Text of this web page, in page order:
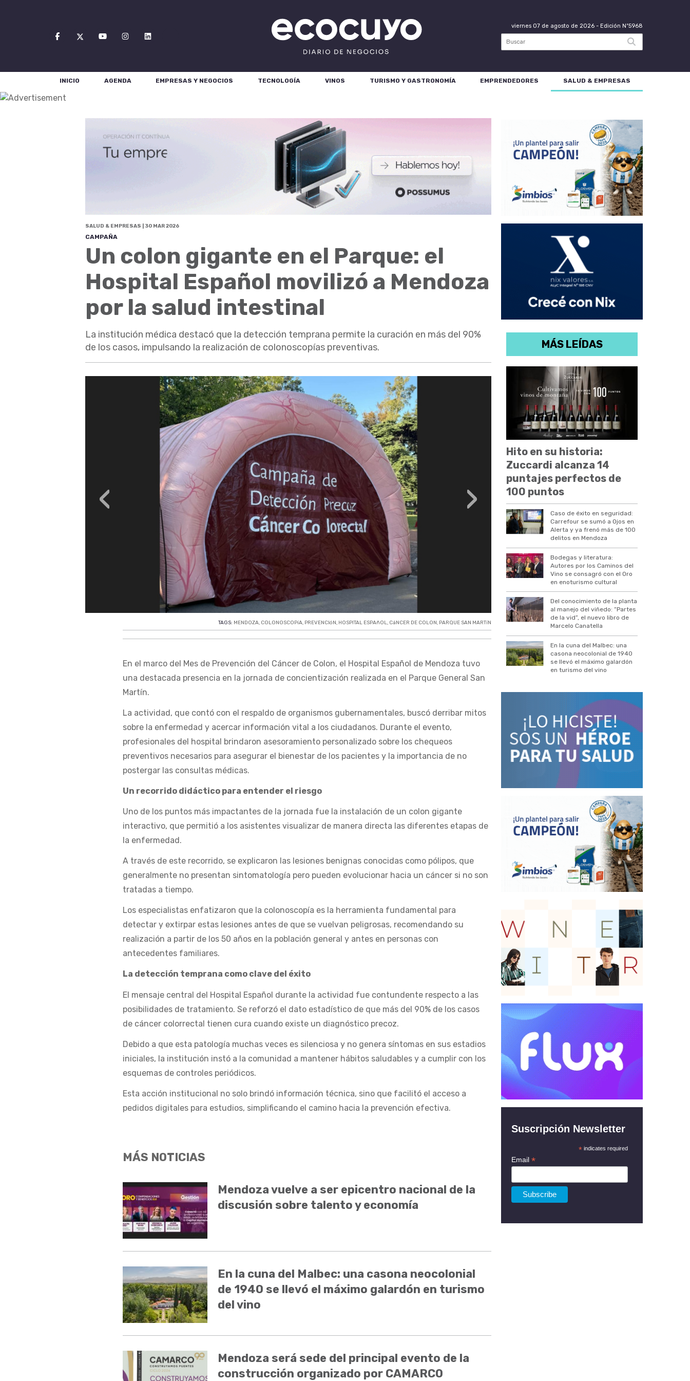
viernes 07 de agosto de 2026 - Edición Nº5968
INICIO AGENDA EMPRESAS Y NEGOCIOS TECNOLOGÍA VINOS TURISMO Y GASTRONOMÍA EMPRENDEDORES SALUD & EMPRESAS
SALUD & EMPRESAS | 30 MAR 2026
CAMPAÑA
Un colon gigante en el Parque: el
Hospital Español movilizó a Mendoza
por la salud intestinal
La institución médica destacó que la detección temprana permite la curación en más del 90%
de los casos, impulsando la realización de colonoscopías preventivas.
‹ ›
TAGS: MENDOZA, COLONOSCOPíA, PREVENCIóN, HOSPITAL ESPAñOL, CáNCER DE COLON, PARQUE SAN MARTíN
En el marco del Mes de Prevención del Cáncer de Colon, el Hospital Español de Mendoza tuvo
una destacada presencia en la jornada de concientización realizada en el Parque General San
Martín.
La actividad, que contó con el respaldo de organismos gubernamentales, buscó derribar mitos
sobre la enfermedad y acercar información vital a los ciudadanos. Durante el evento,
profesionales del hospital brindaron asesoramiento personalizado sobre los chequeos
preventivos necesarios para asegurar el bienestar de los pacientes y la importancia de no
postergar las consultas médicas.
Un recorrido didáctico para entender el riesgo
Uno de los puntos más impactantes de la jornada fue la instalación de un colon gigante
interactivo, que permitió a los asistentes visualizar de manera directa las diferentes etapas de
la enfermedad.
A través de este recorrido, se explicaron las lesiones benignas conocidas como pólipos, que
generalmente no presentan sintomatología pero pueden evolucionar hacia un cáncer si no son
tratadas a tiempo.
Los especialistas enfatizaron que la colonoscopía es la herramienta fundamental para
detectar y extirpar estas lesiones antes de que se vuelvan peligrosas, recomendando su
realización a partir de los 50 años en la población general y antes en personas con
antecedentes familiares.
La detección temprana como clave del éxito
El mensaje central del Hospital Español durante la actividad fue contundente respecto a las
posibilidades de tratamiento. Se reforzó el dato estadístico de que más del 90% de los casos
de cáncer colorrectal tienen cura cuando existe un diagnóstico precoz.
Debido a que esta patología muchas veces es silenciosa y no genera síntomas en sus estadios
iniciales, la institución instó a la comunidad a mantener hábitos saludables y a cumplir con los
esquemas de controles periódicos.
Esta acción institucional no solo brindó información técnica, sino que facilitó el acceso a
pedidos digitales para estudios, simplificando el camino hacia la prevención efectiva.
MÁS NOTICIAS
Mendoza vuelve a ser epicentro nacional de la
discusión sobre talento y economía
En la cuna del Malbec: una casona neocolonial
de 1940 se llevó el máximo galardón en turismo
del vino
Mendoza será sede del principal evento de la
construcción organizado por CAMARCO
MÁS LEÍDAS
Hito en su historia:
Zuccardi alcanza 14
puntajes perfectos de
100 puntos
Caso de éxito en seguridad:
Carrefour se sumó a Ojos en
Alerta y ya frenó más de 100
delitos en Mendoza
Bodegas y literatura:
Autores por los Caminos del
Vino se consagró con el Oro
en enoturismo cultural
Del conocimiento de la planta
al manejo del viñedo: “Partes
de la vid”, el nuevo libro de
Marcelo Canatella
En la cuna del Malbec: una
casona neocolonial de 1940
se llevó el máximo galardón
en turismo del vino
Suscripción Newsletter
*indicates required
Email*